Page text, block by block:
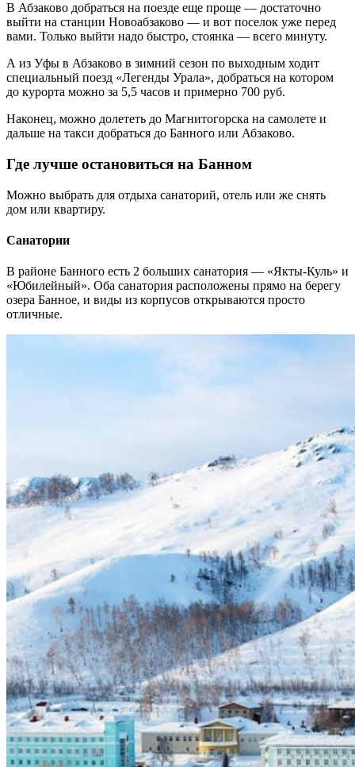
В Абзаково добраться на поезде еще проще — достаточно
выйти на станции Новоабзаково — и вот поселок уже перед
вами. Только выйти надо быстро, стоянка — всего минуту.
А из Уфы в Абзаково в зимний сезон по выходным ходит
специальный поезд «Легенды Урала», добраться на котором
до курорта можно за 5,5 часов и примерно 700 руб.
Наконец, можно долететь до Магнитогорска на самолете и
дальше на такси добраться до Банного или Абзаково.
Где лучше остановиться на Банном
Можно выбрать для отдыха санаторий, отель или же снять
дом или квартиру.
Санатории
В районе Банного есть 2 больших санатория — «Якты-Куль» и
«Юбилейный». Оба санатория расположены прямо на берегу
озера Банное, и виды из корпусов открываются просто
отличные.